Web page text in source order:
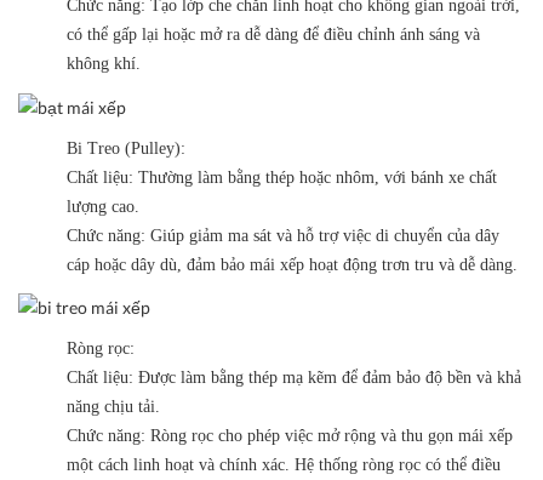
Chức năng: Tạo lớp che chắn linh hoạt cho không gian ngoài trời,
có thể gấp lại hoặc mở ra dễ dàng để điều chỉnh ánh sáng và
không khí.
Bi Treo (Pulley):
Chất liệu: Thường làm bằng thép hoặc nhôm, với bánh xe chất
lượng cao.
Chức năng: Giúp giảm ma sát và hỗ trợ việc di chuyển của dây
cáp hoặc dây dù, đảm bảo mái xếp hoạt động trơn tru và dễ dàng.
Ròng rọc:
Chất liệu: Được làm bằng thép mạ kẽm để đảm bảo độ bền và khả
năng chịu tải.
Chức năng: Ròng rọc cho phép việc mở rộng và thu gọn mái xếp
một cách linh hoạt và chính xác. Hệ thống ròng rọc có thể điều